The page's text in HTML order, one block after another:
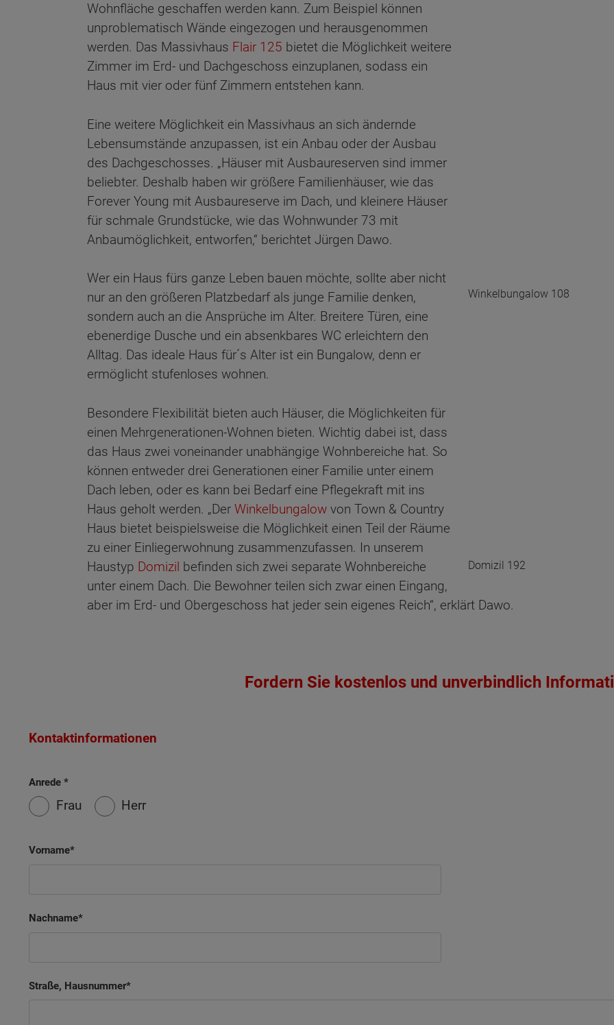
Winkelbungalow 108
Domizil 192
Wohnfläche geschaffen werden kann. Zum Beispiel können
unproblematisch Wände eingezogen und herausgenommen
werden. Das Massivhaus Flair 125 bietet die Möglichkeit weitere
Zimmer im Erd- und Dachgeschoss einzuplanen, sodass ein
Haus mit vier oder fünf Zimmern entstehen kann.
Eine weitere Möglichkeit ein Massivhaus an sich ändernde
Lebensumstände anzupassen, ist ein Anbau oder der Ausbau
des Dachgeschosses. „Häuser mit Ausbaureserven sind immer
beliebter. Deshalb haben wir größere Familienhäuser, wie das
Forever Young mit Ausbaureserve im Dach, und kleinere Häuser
für schmale Grundstücke, wie das Wohnwunder 73 mit
Anbaumöglichkeit, entworfen,“ berichtet Jürgen Dawo.
Wer ein Haus fürs ganze Leben bauen möchte, sollte aber nicht
nur an den größeren Platzbedarf als junge Familie denken,
sondern auch an die Ansprüche im Alter. Breitere Türen, eine
ebenerdige Dusche und ein absenkbares WC erleichtern den
Alltag. Das ideale Haus für´s Alter ist ein Bungalow, denn er
ermöglicht stufenloses wohnen.
Besondere Flexibilität bieten auch Häuser, die Möglichkeiten für
einen Mehrgenerationen-Wohnen bieten. Wichtig dabei ist, dass
das Haus zwei voneinander unabhängige Wohnbereiche hat. So
können entweder drei Generationen einer Familie unter einem
Dach leben, oder es kann bei Bedarf eine Pflegekraft mit ins
Haus geholt werden. „Der Winkelbungalow von Town & Country
Haus bietet beispielsweise die Möglichkeit einen Teil der Räume
zu einer Einliegerwohnung zusammenzufassen. In unserem
Haustyp Domizil befinden sich zwei separate Wohnbereiche
unter einem Dach. Die Bewohner teilen sich zwar einen Eingang,
aber im Erd- und Obergeschoss hat jeder sein eigenes Reich“, erklärt Dawo.
Fordern Sie kostenlos und unverbindlich
Kontaktinformationen
Anrede
Frau Herr
Vorname
Nachname
Straße, Hausnummer
Wonach möchten Sie suchen?